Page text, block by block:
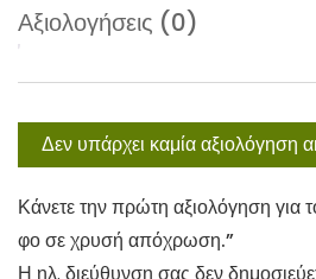
Αξιολογήσεις (0)
Δεν υπάρχει καμία αξιολόγηση
Κάνετε την πρώτη αξιολόγηση για
φο σε χρυσή απόχρωση.”